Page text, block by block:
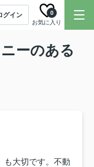
グイン
お気に入り
0
ーのある
も大切です。不動